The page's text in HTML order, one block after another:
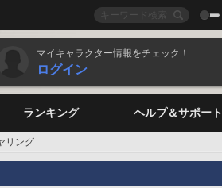
マイキャラクター情報をチェック！
ログイン
ランキング ヘルプ＆サポート
リング